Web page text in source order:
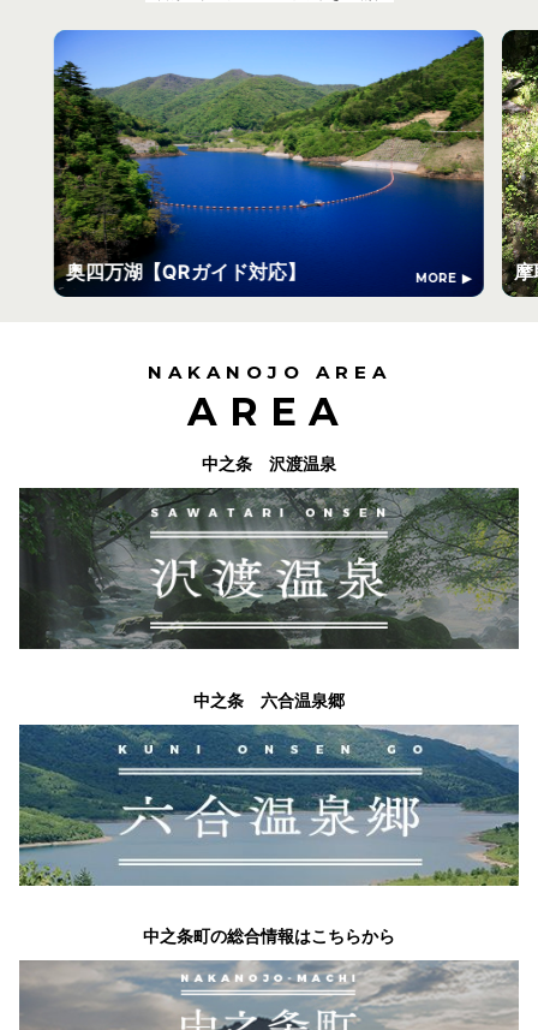
奥四万湖【QRガイド対応】 MORE 摩
NAKANOJO AREA
AREA
中之条 沢渡温泉
中之条 六合温泉郷
中之条町の総合情報はこちらから